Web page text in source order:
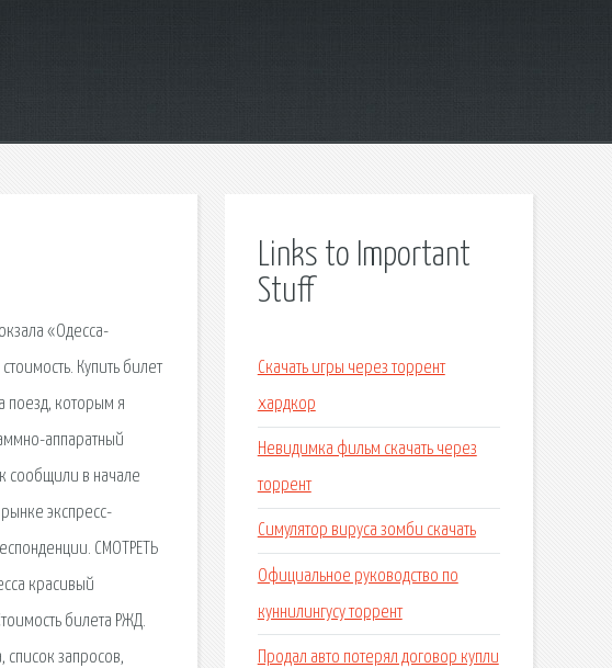
«Одесса-
Купить билет
поезд, которым я
аппаратный
сообщили в начале
экспресс-
СМОТРЕТЬ
красивый
билета РЖД.
список запросов,
Links to Important
Stuff
Скачать игры через торрент
хардкор
Невидимка фильм скачать через
торрент
Симулятор вируса зомби скачать
Официальное руководство по
куннилингусу торрент
Продал авто потерял договор купли